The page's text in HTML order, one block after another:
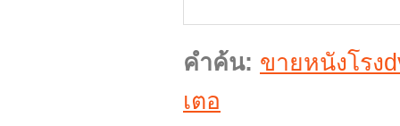
คำค้น: ขายหนังโรง
เตอ